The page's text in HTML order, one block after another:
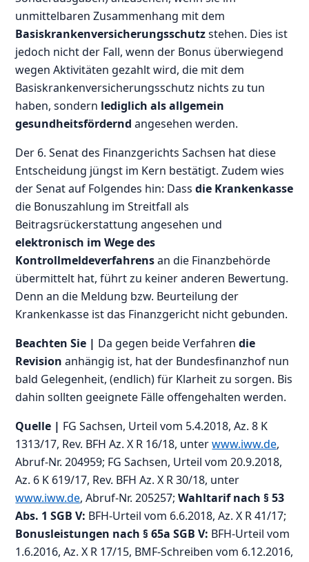
unmittelbaren Zusammenhang mit dem
Basiskrankenversicherungsschutzstehen. Dies ist
jedoch nicht der Fall, wenn der Bonus überwiegend
wegen Aktivitäten gezahlt wird, die mit dem
Basiskrankenversicherungsschutz nichts zu tun
haben, sondern lediglich als allgemein
gesundheitsfördernd angesehen werden.
Der 6. Senat des Finanzgerichts Sachsen hat diese
Entscheidung jüngst im Kern bestätigt. Zudem wies
der Senat auf Folgendes hin: Dassdie Krankenkasse
die Bonuszahlung im Streitfall als
Beitragsrückerstattung angesehen und
elektronisch im Wege des
Kontrollmeldeverfahrensan die Finanzbehörde
übermittelt hat, führt zu keiner anderen Bewertung.
Denn an die Meldung bzw. Beurteilung der
Krankenkasse ist das Finanzgericht nicht gebunden.
Beachten Sie | Da gegen beide Verfahrendie
Revision anhängig ist, hat der Bundesfinanzhof nun
bald Gelegenheit, (endlich) für Klarheit zu sorgen. Bis
dahin sollten geeignete Fälle offengehalten werden.
Quelle | FG Sachsen, Urteil vom 5.4.2018, Az. 8 K
1313/17, Rev. BFH Az. X R 16/18, unterwww.iww.de,
Abruf-Nr. 204959; FG Sachsen, Urteil vom 20.9.2018,
Az. 6 K 619/17, Rev. BFH Az. X R 30/18, unter
www.iww.de, Abruf-Nr. 205257;Wahltarif nach § 53
Abs. 1 SGB V: BFH-Urteil vom 6.6.2018, Az. X R 41/17;
Bonusleistungen nach § 65a SGB V: BFH-Urteil vom
1.6.2016, Az. X R 17/15, BMF-Schreiben vom 6.12.2016,